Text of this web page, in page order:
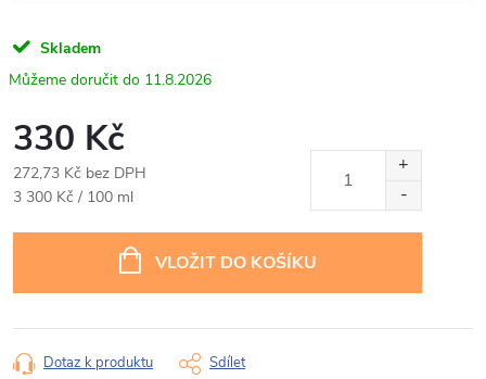
Skladem
11.8.2026
330 Kč
272,73 Kč bez DPH
Měrná
3 300 Kč / 100 ml
VLOŽIT DO KOŠÍKU
Dotaz k produktu Sdílet